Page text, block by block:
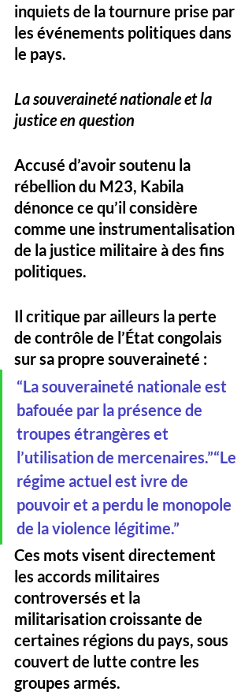
inquiets de la tournure prise par
les événements politiques dans
le pays.
La souveraineté nationale et la
justice en question
Accusé d’avoir soutenu la
rébellion du M23, Kabila
dénonce ce qu’il considère
comme une instrumentalisation
de la justice militaire à des fins
politiques.
Il critique par ailleurs la perte
de contrôle de l’État congolais
sur sa propre souveraineté :
“La souveraineté nationale est
bafouée par la présence de
troupes étrangères et
l’utilisation de mercenaires.”“Le
régime actuel est ivre de
pouvoir et a perdu le monopole
de la violence légitime.”
Ces mots visent directement
les accords militaires
controversés et la
militarisation croissante de
certaines régions du pays, sous
couvert de lutte contre les
groupes armés.